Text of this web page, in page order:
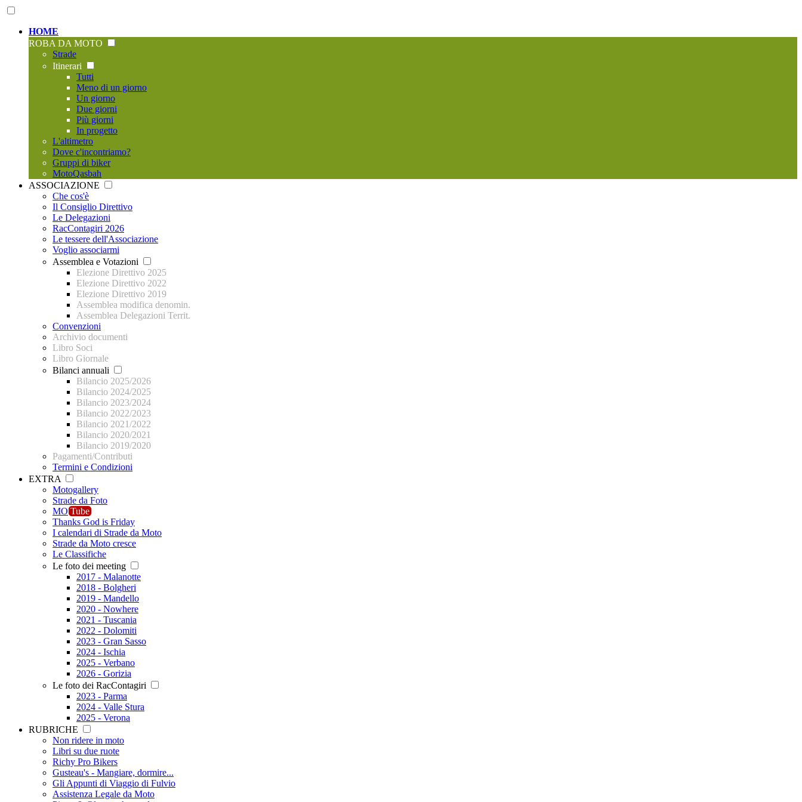
HOME
ROBA DA MOTO
Strade
Itinerari
Tutti
Meno di un giorno
Un giorno
Due giorni
Più giorni
In progetto
L'altimetro
Dove c'incontriamo?
Gruppi di biker
MotoQasbah
ASSOCIAZIONE
Che cos'è
Il Consiglio Direttivo
Le Delegazioni
RacContagiri 2026
Le tessere dell'Associazione
Voglio associarmi
Assemblea e Votazioni
Elezione Direttivo 2025
Elezione Direttivo 2022
Elezione Direttivo 2019
Assemblea modifica denomin.
Assemblea Delegazioni Territ.
Convenzioni
Archivio documenti
Libro Soci
Libro Giornale
Bilanci annuali
Bilancio 2025/2026
Bilancio 2024/2025
Bilancio 2023/2024
Bilancio 2022/2023
Bilancio 2021/2022
Bilancio 2020/2021
Bilancio 2019/2020
Pagamenti/Contributi
Termini e Condizioni
EXTRA
Motogallery
Strade da Foto
MO Tube
Thanks God is Friday
I calendari di Strade da Moto
Strade da Moto cresce
Le Classifiche
Le foto dei meeting
2017 - Malanotte
2018 - Bolgheri
2019 - Mandello
2020 - Nowhere
2021 - Tuscania
2022 - Dolomiti
2023 - Gran Sasso
2024 - Ischia
2025 - Verbano
2026 - Gorizia
Le foto dei RacContagiri
2023 - Parma
2024 - Valle Stura
2025 - Verona
RUBRICHE
Non ridere in moto
Libri su due ruote
Richy Pro Bikers
Gusteau's - Mangiare, dormire...
Gli Appunti di Viaggio di Fulvio
Assistenza Legale da Moto